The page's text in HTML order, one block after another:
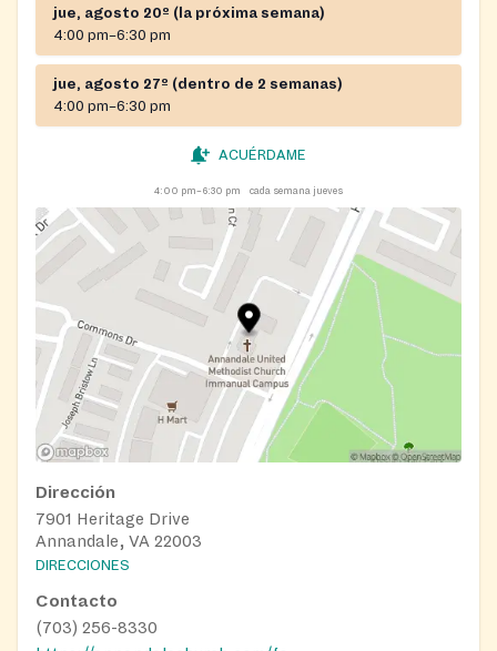
jue, agosto 20º (la próxima semana)
4:00 pm–6:30 pm
jue, agosto 27º (dentro de 2 semanas)
4:00 pm–6:30 pm
ACUÉRDAME
4:00 pm–6:30 pm cada semana jueves
Dirección
7901 Heritage Drive
Annandale, VA 22003
DIRECCIONES
Contacto
(703) 256-8330